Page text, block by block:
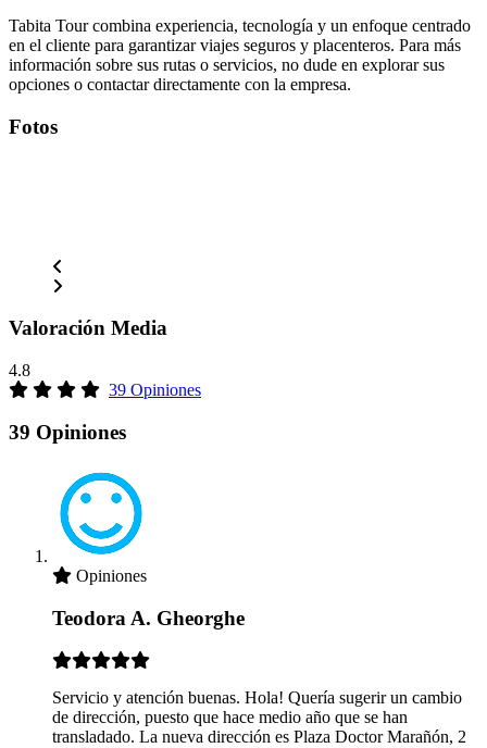
Tabita Tour combina experiencia, tecnología y un enfoque centrado
en el cliente para garantizar viajes seguros y placenteros. Para más
información sobre sus rutas o servicios, no dude en explorar sus
opciones o contactar directamente con la empresa.
Fotos
Valoración Media
4.8
39 Opiniones
39 Opiniones
Opiniones
Teodora A. Gheorghe
Servicio y atención buenas. Hola! Quería sugerir un cambio
de dirección, puesto que hace medio año que se han
transladado. La nueva dirección es Plaza Doctor Marañón, 2